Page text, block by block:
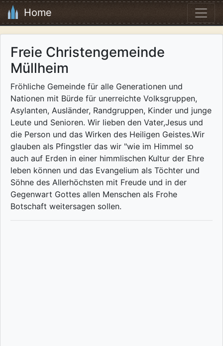
Home
Freie Christengemeinde
Müllheim
Fröhliche Gemeinde für alle Generationen und
Nationen mit Bürde für unerreichte Volksgruppen,
Asylanten, Ausländer, Randgruppen, Kinder und junge
Leute und Senioren. Wir lieben den Vater,Jesus und
die Person und das Wirken des Heiligen Geistes.Wir
glauben als Pfingstler das wir "wie im Himmel so
auch auf Erden in einer himmlischen Kultur der Ehre
leben können und das Evangelium als Töchter und
Söhne des Allerhöchsten mit Freude und in der
Gegenwart Gottes allen Menschen als Frohe
Botschaft weitersagen sollen.